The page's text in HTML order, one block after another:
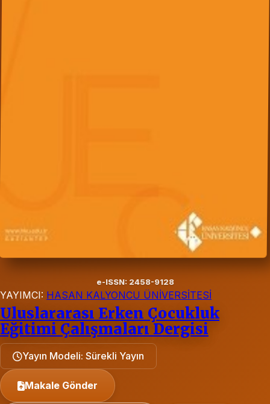
e-ISSN: 2458-9128
YAYIMCI: HASAN KALYONCU ÜNİVERSİTESİ
Uluslararası Erken Çocukluk
Eğitimi Çalışmaları Dergisi
Yayın Modeli: Sürekli Yayın
Makale Gönder